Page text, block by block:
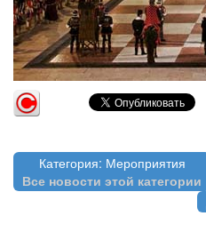
Категория: Мероприятия
Все новости этой категории